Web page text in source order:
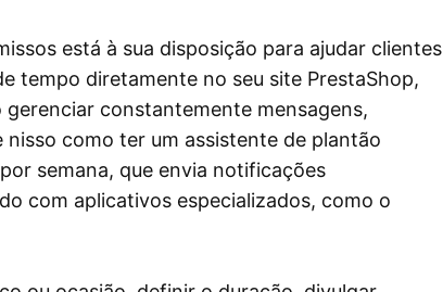
está à sua disposição para ajudar clientes
tempo diretamente no seu site PrestaShop,
constantemente mensagens,
nisso como ter um assistente de plantão
semana, que envia notificações
com aplicativos especializados, como o